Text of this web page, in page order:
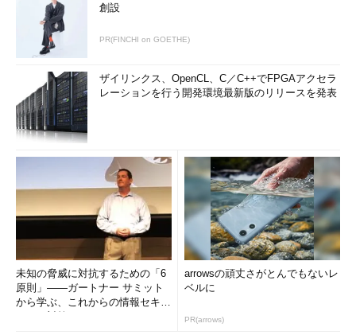
創設
PR(FINCHI on GOETHE)
ザイリンクス、OpenCL、C／C++でFPGAアクセラ
レーションを行う開発環境最新版のリリースを発表
未知の脅威に対抗するための「6
原則」――ガートナー サミット
から学ぶ、これからの情報セキュ
arrowsの頑丈さがとんでもないレ
ベルに
PR(arrows)